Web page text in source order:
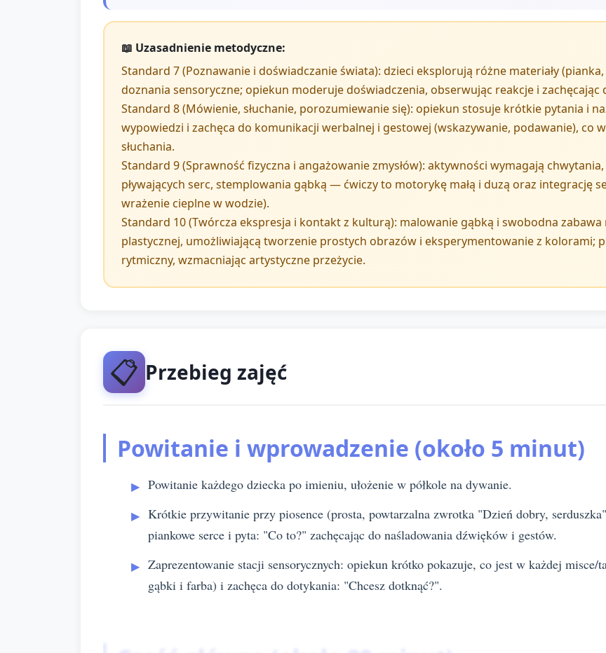
📖 Uzasadnienie metodyczne:
Standard 7 (Poznawanie i doświadczanie świata): dzieci eksplorują różne materiały
doznania sensoryczne; opiekun moderuje doświadczenia, obserwując reakcje i zachęcając
Standard 8 (Mówienie, słuchanie, porozumiewanie się): opiekun stosuje krótkie pytania i
wypowiedzi i zachęca do komunikacji werbalnej i gestowej (wskazywanie, podawanie), co
słuchania.
Standard 9 (Sprawność fizyczna i angażowanie zmysłów): aktywności wymagają
pływających serc, stemplowania gąbką — ćwiczy to motorykę małą i duzą oraz integrację
wrażenie cieplne w wodzie).
Standard 10 (Twórcza ekspresja i kontakt z kulturą): malowanie gąbką i swobodna
plastycznej, umożliwiającą tworzenie prostych obrazów i eksperymentowanie z kolorami;
rytmiczny, wzmacniając artystyczne przeżycie.
📋 Przebieg zajęć
Powitanie i wprowadzenie (około 5 minut)
Powitanie każdego dziecka po imieniu, ułożenie w półkole na dywanie.
Krótkie przywitanie przy piosence (prosta, powtarzalna zwrotka "Dzień dobry,
piankowe serce i pyta: "Co to?" zachęcając do naśladowania dźwięków i gestów.
Zaprezentowanie stacji sensorycznych: opiekun krótko pokazuje, co jest w każdej
gąbki i farba) i zachęca do dotykania: "Chcesz dotknąć?".